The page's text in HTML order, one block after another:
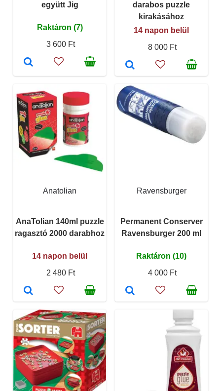
együtt Jig
Raktáron (7)
3 600 Ft
darabos puzzle
kirakásához
14 napon belül
8 000 Ft
Anatolian
AnaTolian 140ml puzzle
ragasztó 2000 darabhoz
14 napon belül
2 480 Ft
Ravensburger
Permanent Conserver
Ravensburger 200 ml
Raktáron (10)
4 000 Ft